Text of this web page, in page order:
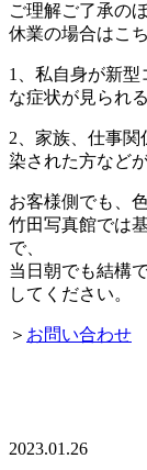
ご理解ご了承の
休業の場合はこ
1、私自身が新型
な症状が見られる
2、家族、仕事
染された方など
お客様側でも、
竹田写真館では
で、
当日朝でも結構
してください。
＞ お問い合わせ
2023.01.26